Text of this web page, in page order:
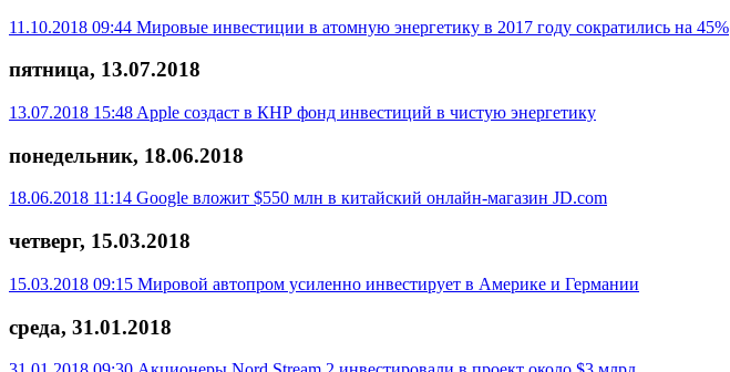
11.10.2018 09:44 Мировые инвестиции в атомную энергетику в 2017 году сократились на 45%
пятница, 13.07.2018
13.07.2018 15:48 Apple создаст в КНР фонд инвестиций в чистую энергетику
понедельник, 18.06.2018
18.06.2018 11:14 Google вложит $550 млн в китайский онлайн-магазин JD.com
четверг, 15.03.2018
15.03.2018 09:15 Мировой автопром усиленно инвестирует в Америке и Германии
среда, 31.01.2018